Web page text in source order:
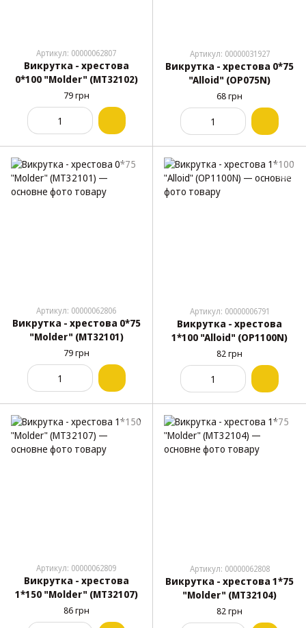
Артикул: 00000062807
Викрутка - хрестова
0*100 "Molder" (МТ32102)
79 грн
Артикул: 00000031927
Викрутка - хрестова 0*75
"Alloid" (OP075N)
68 грн
Артикул: 00000062806
Викрутка - хрестова 0*75
"Molder" (МТ32101)
79 грн
Артикул: 00000006791
Викрутка - хрестова
1*100 "Alloid" (OP1100N)
82 грн
Артикул: 00000062809
Викрутка - хрестова
1*150 "Molder" (МТ32107)
86 грн
Артикул: 00000062808
Викрутка - хрестова 1*75
"Molder" (МТ32104)
82 грн